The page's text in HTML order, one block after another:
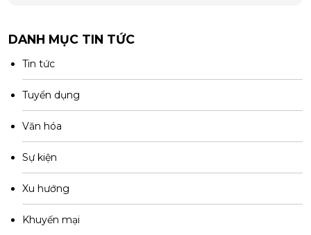
DANH MỤC TIN TỨC
Tin tức
Tuyển dụng
Văn hóa
Sự kiện
Xu hướng
Khuyến mại